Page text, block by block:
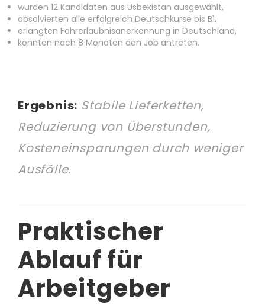
wurden 12 Kandidaten aus Usbekistan ausgewählt,
absolvierten alle erfolgreich Deutschkurse bis B1,
erlangten Fahrerlaubnisanerkennung in Deutschland,
konnten nach 8 Monaten den Job antreten.
Ergebnis: Stabile Lieferketten,
Reduzierung von Überstunden,
Kosteneinsparungen durch weniger
Ausfälle.
Praktischer
Ablauf für
Arbeitgeber